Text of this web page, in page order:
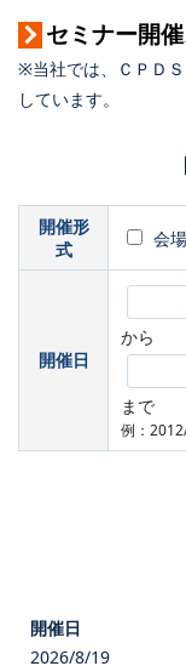
セミナー開
※当社では、ＣＰＤ
しています。
開催形
式
会場
開催日
から
まで
例：
2026/8/19